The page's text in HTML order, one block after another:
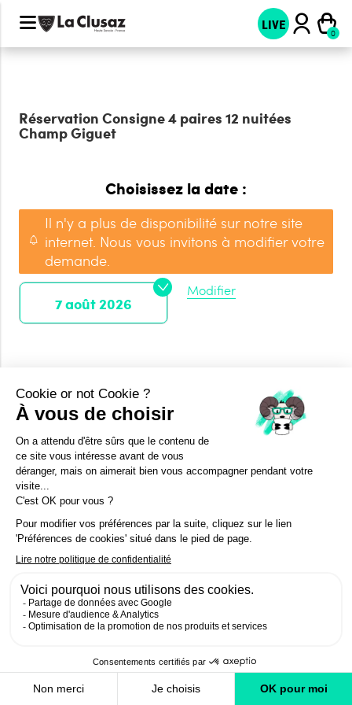
LIVE
Réservation Consigne 4 paires 12 nuitées
Champ Giguet
Choisissez la date :
Il n'y a plus de disponibilité sur notre site
internet. Nous vous invitons à modifier votre
demande.
7 août 2026
Modifier
DATES DE VALIDITÉ
Du vendredi 07 août 2026
au mercredi 19 août 2026
INFORMATIONS
DIMENSIONS
Ce produit n'est pas disponible à l'achat